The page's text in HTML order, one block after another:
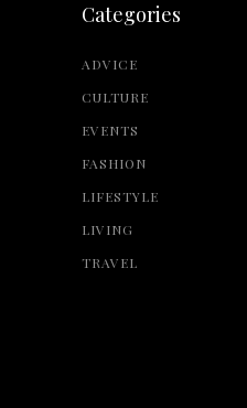
Categories
ADVICE
CULTURE
EVENTS
FASHION
LIFESTYLE
LIVING
TRAVEL